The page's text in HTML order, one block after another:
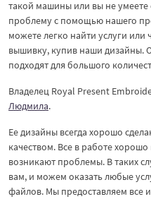
такой машины или вы не умеете
проблему с помощью нашего
можете легко найти услуги
вышивку, купив наши дизайны.
подходят для большого
Владелец Royal Present
Людмила.
Ее дизайны всегда хорошо
качеством. Все в работе
возникают проблемы. В таких
вам, и можем оказать любые
файлов. Мы предоставляем все